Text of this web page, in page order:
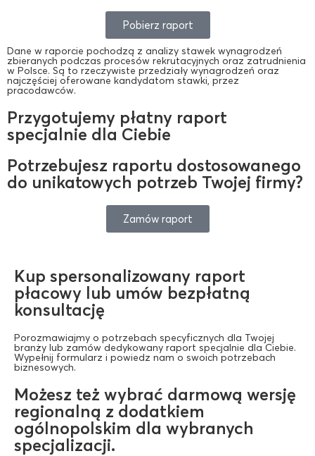
Pobierz raport
Dane w raporcie pochodzą z analizy stawek wynagrodzeń
zbieranych podczas procesów rekrutacyjnych oraz zatrudnienia
w Polsce. Są to rzeczywiste przedziały wynagrodzeń oraz
najczęściej oferowane kandydatom stawki, przez
pracodawców.
Przygotujemy płatny raport
specjalnie dla Ciebie
Potrzebujesz raportu dostosowanego
do unikatowych potrzeb Twojej firmy?
Zamów raport
Kup spersonalizowany raport
płacowy lub umów bezpłatną
konsultację
Porozmawiajmy o potrzebach specyficznych dla Twojej
branży lub zamów dedykowany raport specjalnie dla Ciebie.
Wypełnij formularz i powiedz nam o swoich potrzebach
biznesowych.
Możesz też wybrać darmową wersję
regionalną z dodatkiem
ogólnopolskim dla wybranych
specjalizacji.